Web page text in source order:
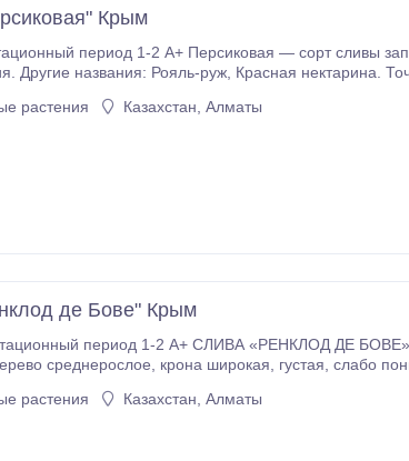
Крым
нектарина. Точное происхождение сорта неизвестно. Возможно,
растения Казахстан, Алматы
де Бове" Крым
поникшая. Плоды универсального использования:
растения Казахстан, Алматы